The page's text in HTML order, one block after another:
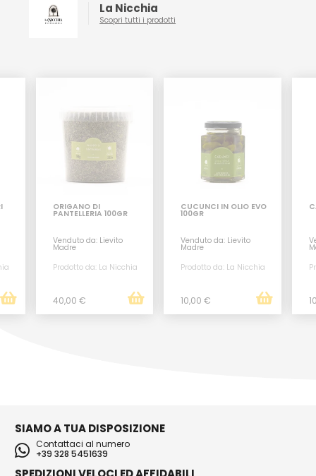
La Nicchia
Scopri tutti i prodotti
ORIGANO DI
PANTELLERIA 100GR
Venduto da: Lievito
Madre
Prodotto da: La Nicchia
40,00 €
CUCUNCI IN OLIO EVO
100GR
Venduto da: Lievito
Madre
Prodotto da: La Nicchia
10,00 €
SIAMO A TUA DISPOSIZIONE
Contattaci al numero
+39 328 5451639